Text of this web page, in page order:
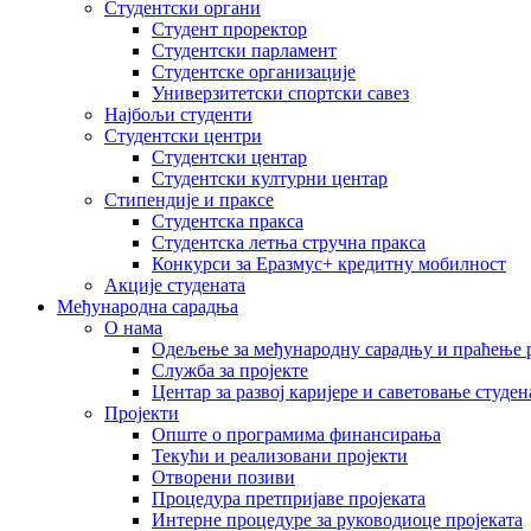
Студентски органи
Студент проректор
Студентски парламент
Студентске организације
Универзитетски спортски савез
Најбољи студенти
Студентски центри
Студентски центар
Студентски културни центар
Стипендије и праксе
Студентска пракса
Студентска летња стручна пракса
Конкурси за Еразмус+ кредитну мобилност
Акције студената
Међународна сарадња
О нама
Одељење за међународну сарадњу и праћење
Служба за пројекте
Центар за развој каријере и саветовање
Пројекти
Опште о програмима финансирања
Текући и реализовани пројекти
Отворени позиви
Процедура претпријаве пројеката
Интерне процедуре за руководиоце пројеката